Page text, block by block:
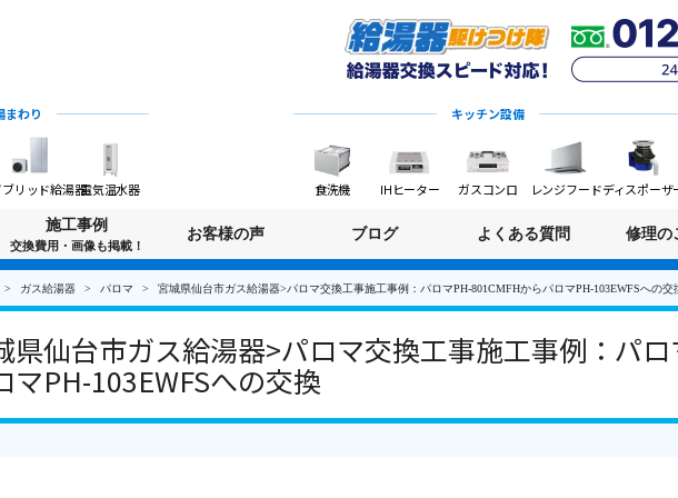
まわり
ブリッド給湯器電気温水器
キッチン設備
食洗機 IHヒーター ガスコンロ レンジフードディスポーザ
施工事例
交換費用・画像も掲載！
お客様の声 ブログ よくある質問 修理の
ガス給湯器 パロマ 宮城県仙台市ガス給湯器>パロマ交換工事施工事例：パロマPH-801CMFHからパロマPH-103EWFSへの交
県仙台市ガス給湯器>パロマ交換工事施工事例：パ
マPH-103EWFSへの交換